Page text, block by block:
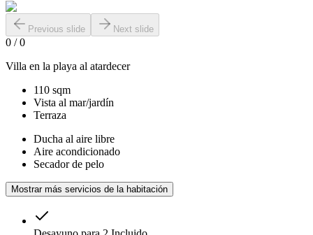
Previous slide Next slide
0 /0
Villa en la playa al atardecer
110 sqm
Vista al mar/jardín
Terraza
Ducha al aire libre
Aire acondicionado
Secador de pelo
Mostrar más servicios de la habitación